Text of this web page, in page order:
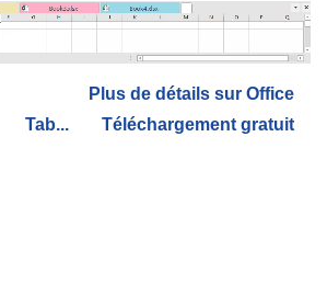
Plus de détails sur Office
Tab...
Téléchargement gratuit